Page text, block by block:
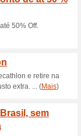
LUPO